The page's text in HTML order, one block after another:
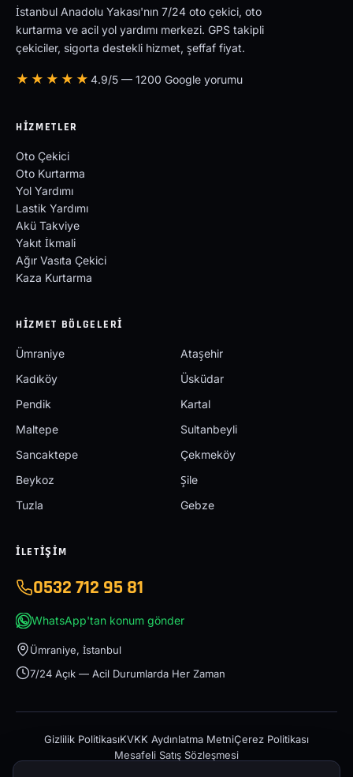
İstanbul Anadolu Yakası'nın 7/24 oto çekici, oto
kurtarma ve acil yol yardımı merkezi. GPS takipli
çekiciler, sigorta destekli hizmet, şeffaf fiyat.
★★★★★ 4.9/5 — 1200 Google yorumu
HIZMETLER
Oto Çekici
Oto Kurtarma
Yol Yardımı
Lastik Yardımı
Akü Takviye
Yakıt İkmali
Ağır Vasıta Çekici
Kaza Kurtarma
HIZMET BÖLGELERI
Ümraniye
Ataşehir
Kadıköy
Üsküdar
Pendik
Kartal
Maltepe
Sultanbeyli
Sancaktepe
Çekmeköy
Beykoz
Şile
Tuzla
Gebze
İLETIŞIM
0532 712 95 81
WhatsApp'tan konum gönder
Ümraniye, İstanbul
7/24 Açık — Acil Durumlarda Her Zaman
Gizlilik PolitikasıKVKK Aydınlatma MetniÇerez Politikası
Mesafeli Satış Sözleşmesi